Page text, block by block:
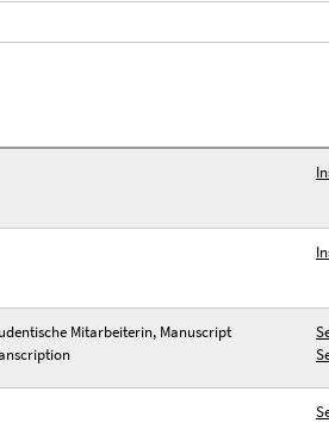
Mitarbeiterin, Manuscript